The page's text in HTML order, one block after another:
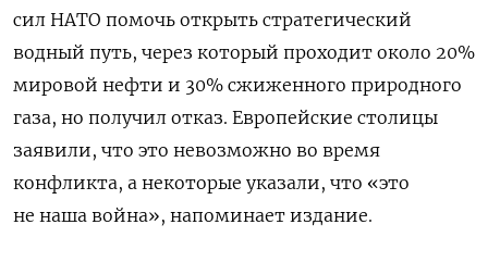
сил НАТО помочь открыть стратегический
водный путь, через который проходит около 20%
мировой нефти и 30% сжиженного природного
газа, но получил отказ. Европейские столицы
заявили, что это невозможно во время
конфликта, а некоторые указали, что «это
не наша война», напоминает издание.